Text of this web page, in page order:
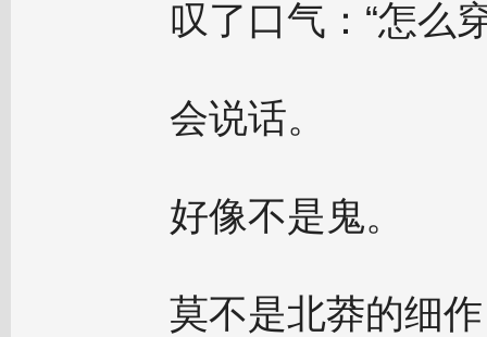
叹了口气：“怎么
会说话。
好像不是鬼。
莫不是北莽的细